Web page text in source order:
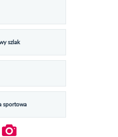
szlak
sportowa